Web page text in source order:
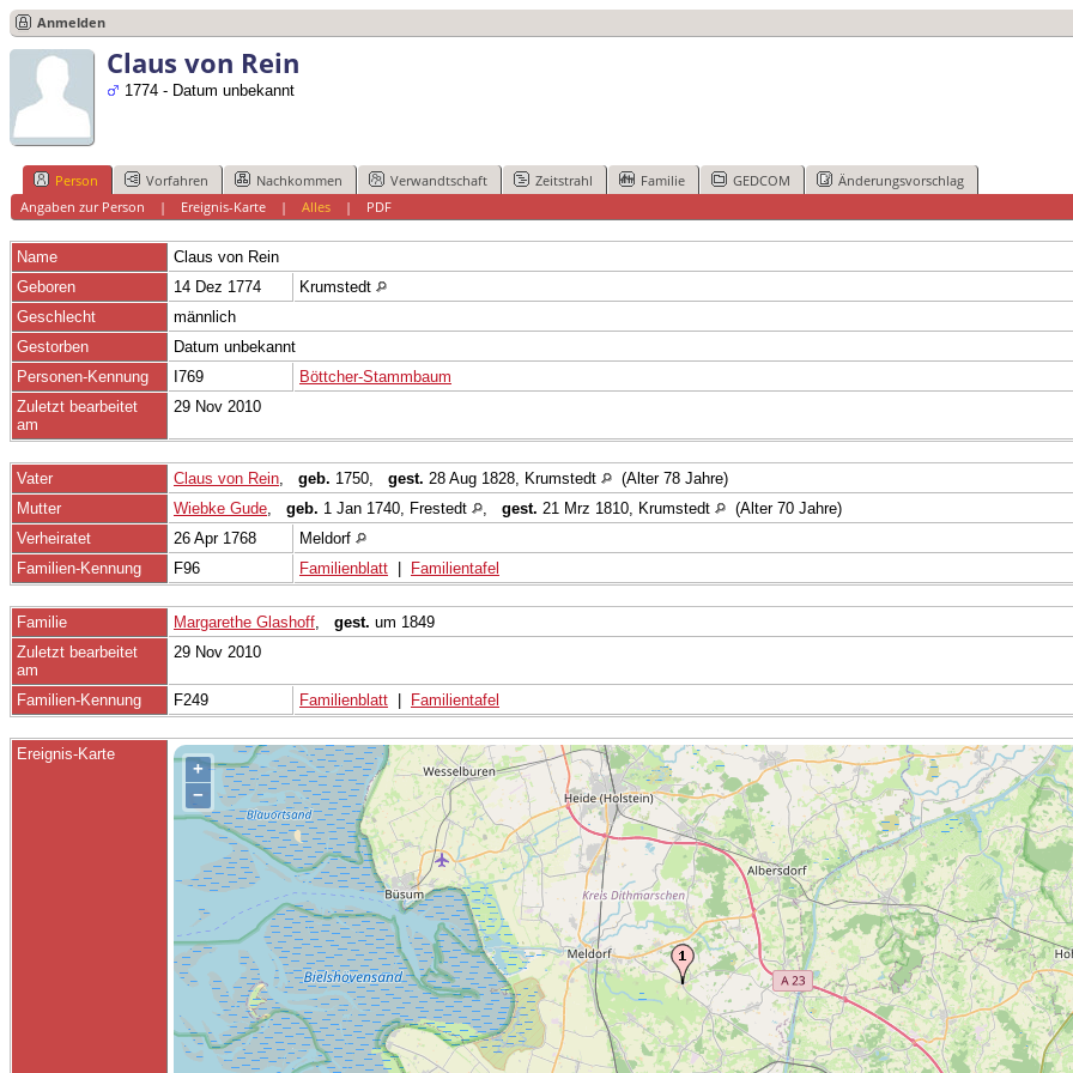
Anmelden
Claus von Rein
1774 - Datum unbekannt
Person Vorfahren Nachkommen Verwandtschaft Zeitstrahl Familie GEDCOM
Änderungsvorschlag
Angaben zur Person | Ereignis-Karte| Alles| PDF
Name Claus von Rein
Geboren
14 Dez 1774
Krumstedt
Geschlecht
männlich
Gestorben
Datum unbekannt
Personen-Kennung
I769
Böttcher-Stammbaum
Zuletzt bearbeitet
am
29 Nov 2010
Vater Claus von Rein, geb. 1750, gest. 28 Aug 1828, Krumstedt
(Alter 78 Jahre)
Mutter
Wiebke Gude, geb. 1 Jan 1740, Frestedt , gest. 21 Mrz 1810, Krumstedt
(Alter 70 Jahre)
Verheiratet
26 Apr 1768
Meldorf
Familien-Kennung
F96 Familienblatt Familientafel
Familie Margarethe Glashoff, gest. um 1849
Zuletzt bearbeitet
am
29 Nov 2010
Familien-Kennung F249 Familienblatt Familientafel
Ereignis-Karte
+
−